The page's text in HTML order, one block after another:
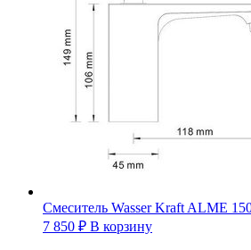
Смеситель Wasser Kraft ALME
7 850 ₽ В корзину